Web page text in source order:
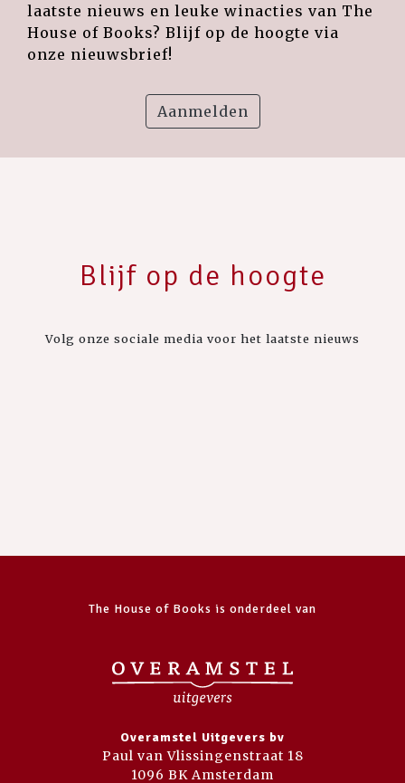
laatste nieuws en leuke winacties van The
House of Books? Blijf op de hoogte via
onze nieuwsbrief!
Aanmelden
Blijf op de hoogte
Volg onze sociale media voor het laatste nieuws
The House of Books is onderdeel van
Overamstel Uitgevers bv
Paul van Vlissingenstraat 18
1096 BK Amsterdam